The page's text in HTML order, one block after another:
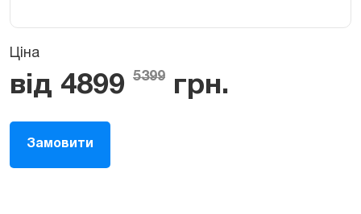
Ціна
від 4899 5399 грн.
Замовити